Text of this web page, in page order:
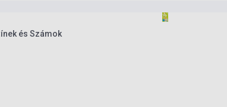
és Számok